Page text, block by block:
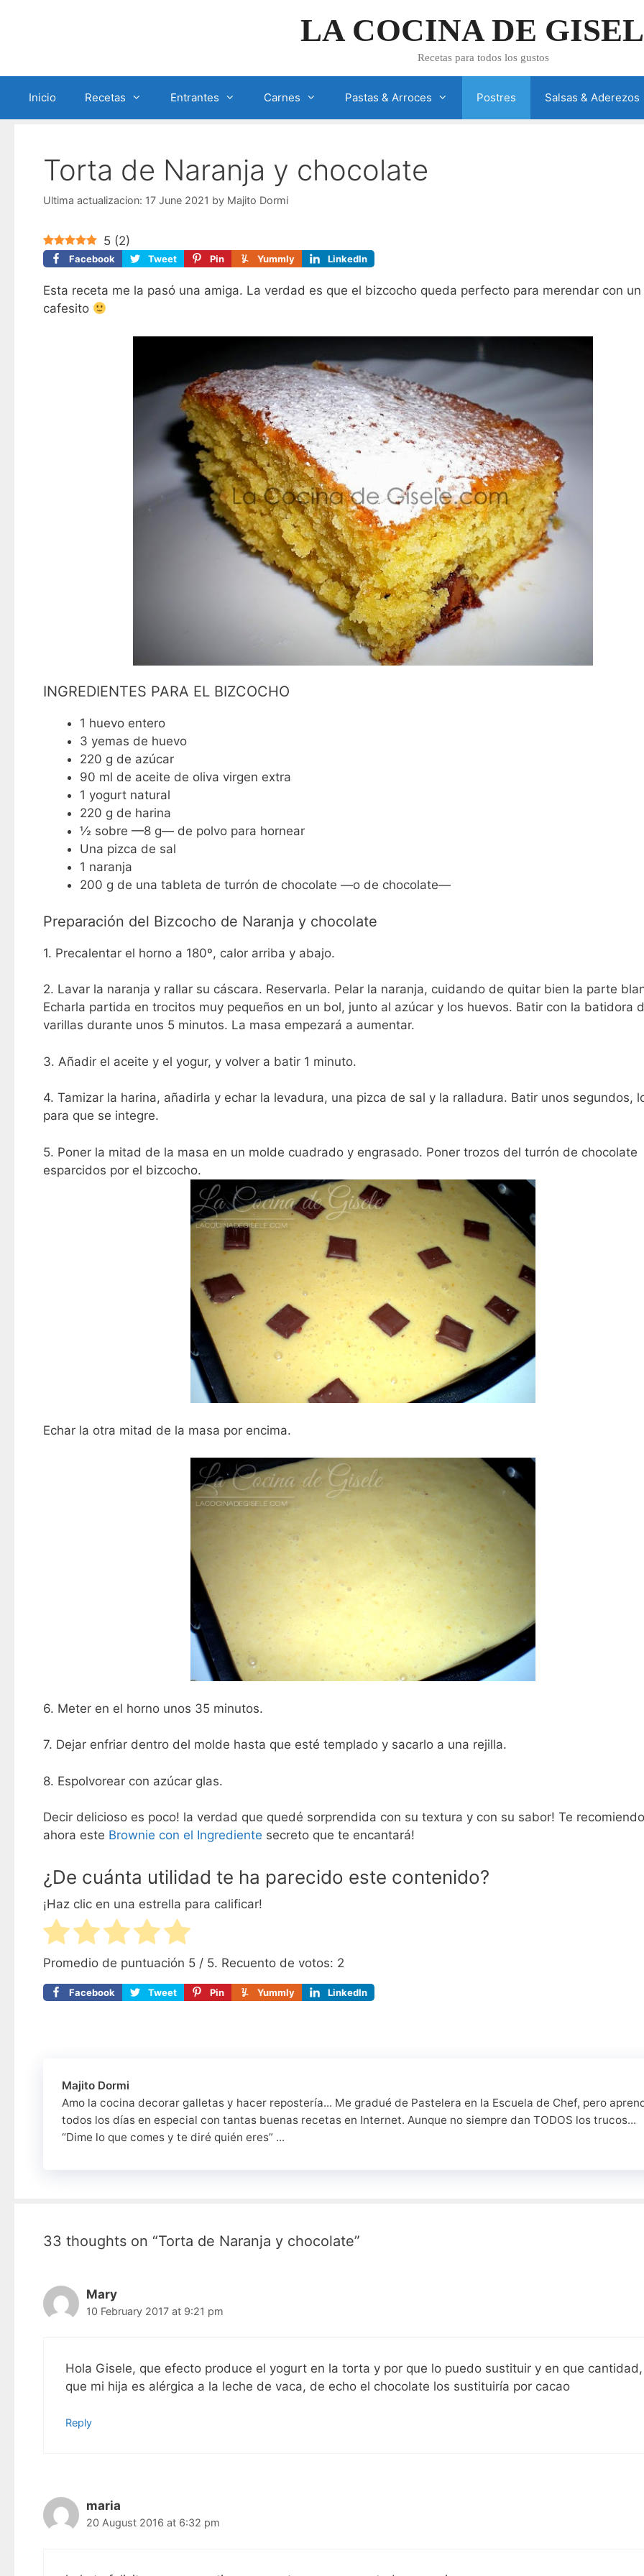
LA COCINA DE
Recetas para todos los gustos
Inicio Recetas Entrantes Carnes Pastas & Arroces Postres Salsas & Aderezos
Torta de Naranja y chocolate
17 June 2021 by Majito Dormi
5 (2)
Facebook Tweet Pin Yummly LinkedIn
Esta receta me la pasó una amiga. La verdad es que el bizcocho queda perfecto para merendar con un
cafesito
INGREDIENTES PARA EL BIZCOCHO
1 huevo entero
3 yemas de huevo
220 g de azúcar
90 ml de aceite de oliva virgen extra
1 yogurt natural
220 g de harina
½ sobre —8 g— de polvo para hornear
Una pizca de sal
1 naranja
200 g de una tableta de turrón de chocolate —o de chocolate—
Preparación del Bizcocho de Naranja y chocolate
1. Precalentar el horno a 180º, calor arriba y abajo.
2. Lavar la naranja y rallar su cáscara. Reservarla. Pelar la naranja, cuidando de quitar bien la parte
Echarla partida en trocitos muy pequeños en un bol, junto al azúcar y los huevos. Batir con la batidora
varillas durante unos 5 minutos. La masa empezará a aumentar.
3. Añadir el aceite y el yogur, y volver a batir 1 minuto.
4. Tamizar la harina, añadirla y echar la levadura, una pizca de sal y la ralladura. Batir unos segundos,
para que se integre.
5. Poner la mitad de la masa en un molde cuadrado y engrasado. Poner trozos del turrón de chocolate
esparcidos por el bizcocho.
Echar la otra mitad de la masa por encima.
6. Meter en el horno unos 35 minutos.
7. Dejar enfriar dentro del molde hasta que esté templado y sacarlo a una rejilla.
8. Espolvorear con azúcar glas.
Decir delicioso es poco! la verdad que quedé sorprendida con su textura y con su sabor! Te
ahora este Brownie con el Ingrediente secreto que te encantará!
¿De cuánta utilidad te ha parecido este contenido?
¡Haz clic en una estrella para calificar!
Promedio de puntuación 5/ 5. Recuento de votos: 2
Facebook Tweet Pin Yummly LinkedIn
Majito Dormi
Amo la cocina decorar galletas y hacer repostería... Me gradué de Pastelera en la Escuela de Chef, pero
todos los días en especial con tantas buenas recetas en Internet. Aunque no siempre dan TODOS los trucos...
“Dime lo que comes y te diré quién eres” ...
33 thoughts on “Torta de Naranja y chocolate”
Mary
10 February 2017 at 9:21 pm
Hola Gisele, que efecto produce el yogurt en la torta y por que lo puedo sustituir y en que
que mi hija es alérgica a la leche de vaca, de echo el chocolate los sustituiría por cacao
Reply
maria
20 August 2016 at 6:32 pm